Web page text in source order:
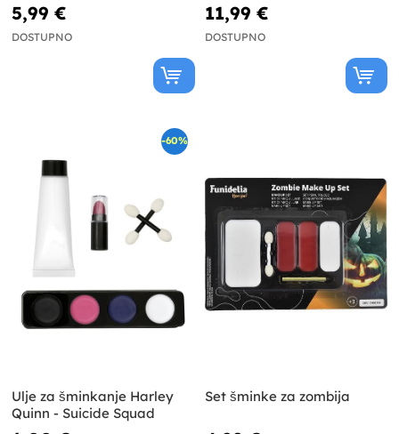
5,99 €
DOSTUPNO
11,99 €
DOSTUPNO
-60%
Ulje za šminkanje Harley
Quinn - Suicide Squad
Set šminke za zombija